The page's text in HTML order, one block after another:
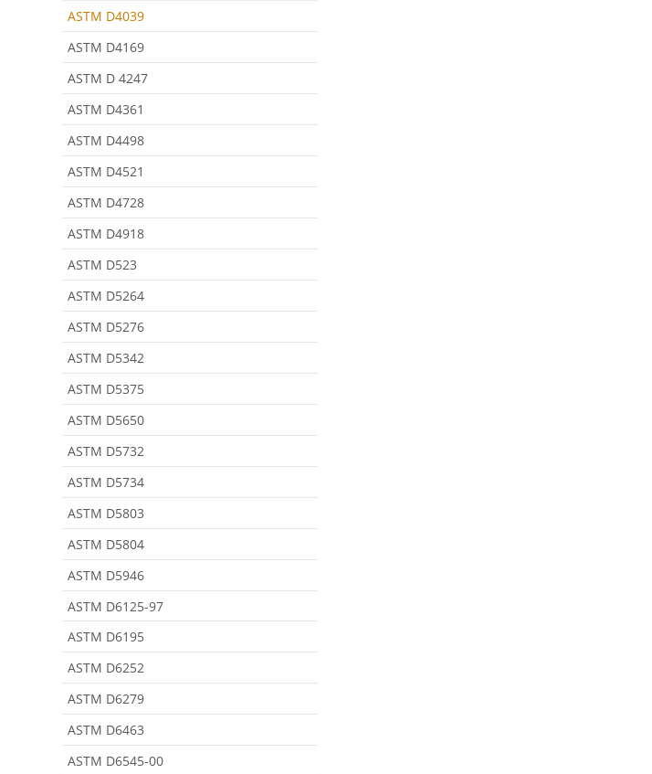
ASTM D4039
ASTM D4169
ASTM D 4247
ASTM D4361
ASTM D4498
ASTM D4521
ASTM D4728
ASTM D4918
ASTM D523
ASTM D5264
ASTM D5276
ASTM D5342
ASTM D5375
ASTM D5650
ASTM D5732
ASTM D5734
ASTM D5803
ASTM D5804
ASTM D5946
ASTM D6125-97
ASTM D6195
ASTM D6252
ASTM D6279
ASTM D6463
ASTM D6545-00